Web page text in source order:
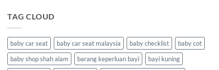
TAG CLOUD
baby car seat baby car seat malaysia baby checklist
baby cot
baby shop shah alam
barang keperluan bayi
bayi kuning